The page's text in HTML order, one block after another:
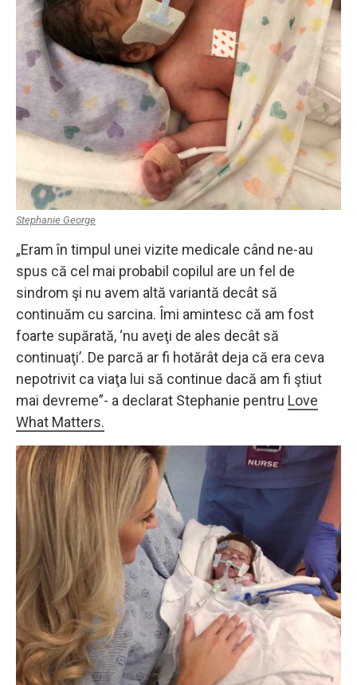
Stephanie George
„Eram în timpul unei vizite medicale când ne-au
spus că cel mai probabil copilul are un fel de
sindrom şi nu avem altă variantă decât să
continuăm cu sarcina. Îmi amintesc că am fost
foarte supărată, ‘nu aveţi de ales decât să
continuaţi’. De parcă ar fi hotărât deja că era ceva
nepotrivit ca viaţa lui să continue dacă am fi ştiut
mai devreme”- a declarat Stephanie pentru Love
What Matters.